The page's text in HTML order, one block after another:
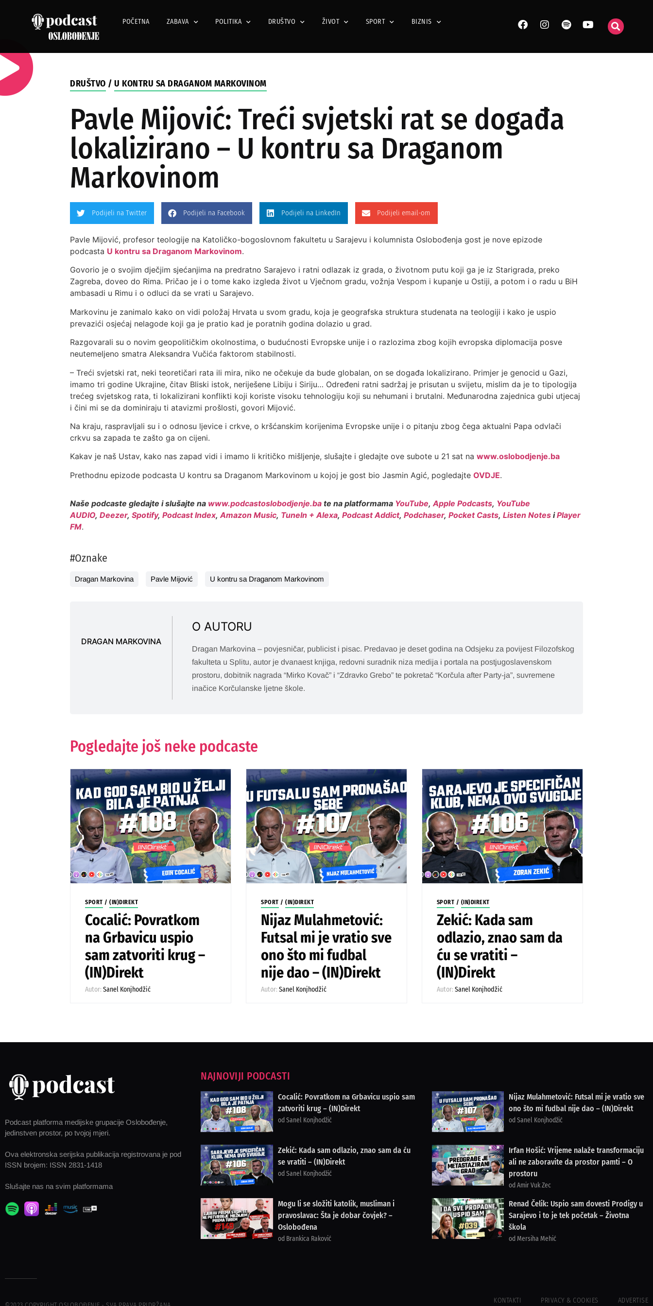
POČETNA ZABAVA POLITIKA DRUŠTVO ŽIVOT SPORT BIZNIS
DRUŠTVO /U KONTRU SA DRAGANOM MARKOVINOM
Pavle Mijović: Treći svjetski rat se događa
lokalizirano – U kontru sa Draganom
Markovinom
Podijeli na Twitter Podijeli na Facebook Podijeli na LinkedIn Podijeli email-om
Pavle Mijović, profesor teologije na Katoličko-bogoslovnom fakultetu u Sarajevu i kolumnista Oslobođenja gost je nove epizode
podcasta U kontru sa Draganom Markovinom.
Govorio je o svojim dječjim sjećanjima na predratno Sarajevo i ratni odlazak iz grada, o životnom putu koji ga je iz Starigrada, preko
Zagreba, doveo do Rima. Pričao je i o tome kako izgleda život u Vječnom gradu, vožnja Vespom i kupanje u Ostiji, a potom i o radu u BiH
ambasadi u Rimu i o odluci da se vrati u Sarajevo.
Markovinu je zanimalo kako on vidi položaj Hrvata u svom gradu, koja je geografska struktura studenata na teologiji i kako je uspio
prevazići osjećaj nelagode koji ga je pratio kad je poratnih godina dolazio u grad.
Razgovarali su o novim geopolitičkim okolnostima, o budućnosti Evropske unije i o razlozima zbog kojih evropska diplomacija posve
neutemeljeno smatra Aleksandra Vučića faktorom stabilnosti.
– Treći svjetski rat, neki teoretičari rata ili mira, niko ne očekuje da bude globalan, on se događa lokalizirano. Primjer je genocid u Gazi,
imamo tri godine Ukrajine, čitav Bliski istok, neriješene Libiju i Siriju… Određeni ratni sadržaj je prisutan u svijetu, mislim da je to tipologija
trećeg svjetskog rata, ti lokalizirani konflikti koji koriste visoku tehnologiju koji su nehumani i brutalni. Međunarodna zajednica gubi utjecaj
i čini mi se da dominiraju ti atavizmi prošlosti, govori Mijović.
Na kraju, raspravljali su i o odnosu ljevice i crkve, o kršćanskim korijenima Evropske unije i o pitanju zbog čega aktualni Papa odvlači
crkvu sa zapada te zašto ga on cijeni.
Kakav je naš Ustav, kako nas zapad vidi i imamo li kritičko mišljenje, slušajte i gledajte ove subote u 21 sat nawww.oslobodjenje.ba
Prethodnu epizode podcasta U kontru sa Draganom Markovinom u kojoj je gost bio Jasmin Agić, pogledajteOVDJE.
Naše podcaste gledajte i slušajte na www.podcastoslobodjenje.bate na platformama YouTube,Apple Podcasts, YouTube
AUDIO,Deezer,Spotify,Podcast Index,Amazon Music, TuneIn + Alexa,Podcast Addict,Podchaser,Pocket Casts,Listen Notes iPlayer
FM.
#Oznake
Dragan Markovina Pavle Mijović U kontru sa Draganom Markovinom
DRAGAN MARKOVINA
O AUTORU
Dragan Markovina – povjesničar, publicist i pisac. Predavao je deset godina na Odsjeku za povijest Filozofskog
fakulteta u Splitu, autor je dvanaest knjiga, redovni suradnik niza medija i portala na postjugoslavenskom
prostoru, dobitnik nagrada “Mirko Kovač” i “Zdravko Grebo” te pokretač “Korčula after Party-ja”, suvremene
inačice Korčulanske ljetne škole.
Pogledajte još neke podcaste
SPORT /(IN)DIREKT
Cocalić: Povratkom
na Grbavicu uspio
sam zatvoriti krug –
(IN)Direkt
Autor:Sanel Konjhodžić
SPORT /(IN)DIREKT
Nijaz Mulahmetović:
Futsal mi je vratio sve
ono što mi fudbal
nije dao – (IN)Direkt
Autor:Sanel Konjhodžić
SPORT / (IN)DIREKT
Zekić: Kada sam
odlazio, znao sam da
ću se vratiti –
(IN)Direkt
Autor: Sanel Konjhodžić
Podcast platforma medijske grupacije Oslobođenje,
jedinstven prostor, po tvojoj mjeri.
Ova elektronska serijska publikacija registrovana je pod
ISSN brojem: ISSN 2831-1418
Slušajte nas na svim platformama
NAJNOVIJI PODCASTI
Cocalić: Povratkom na Grbavicu uspio sam
zatvoriti krug – (IN)Direkt
od Sanel Konjhodžić
Nijaz Mulahmetović: Futsal mi je vratio sve
ono što mi fudbal nije dao – (IN)Direkt
od Sanel Konjhodžić
Zekić: Kada sam odlazio, znao sam da ću
se vratiti – (IN)Direkt
od Sanel Konjhodžić
Irfan Hošić: Vrijeme nalaže transformaciju
ali ne zaboravite da prostor pamti – O
prostoru
od Amir Vuk Zec
Mogu li se složiti katolik, musliman i
pravoslavac: Šta je dobar čovjek? –
Oslobođena
od Brankica Raković
Renad Čelik: Uspio sam dovesti Prodigy u
Sarajevo i to je tek početak – Životna
škola
od Mersiha Mehić
KONTAKTI PRIVACY & COOKIES ADVERTISE